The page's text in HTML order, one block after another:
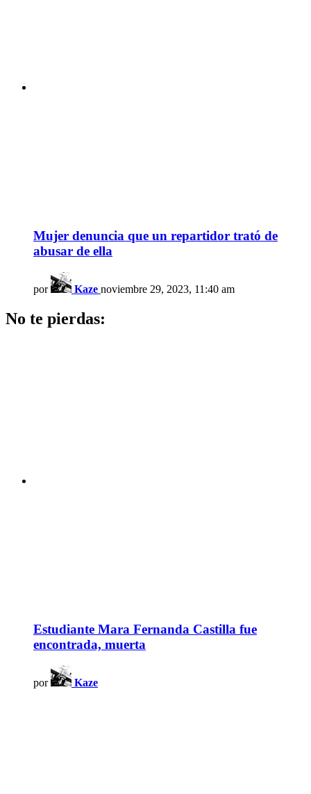
Mujer denuncia que un repartidor trató de
abusar de ella
por Kaze noviembre 29, 2023, 11:40 am
No te pierdas:
Estudiante Mara Fernanda Castilla fue
encontrada, muerta
por Kaze